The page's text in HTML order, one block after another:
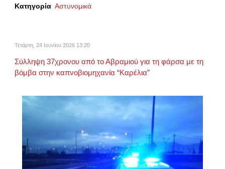
Κατηγορία Αστυνομικά
Τετάρτη, 24 Ιουνίου 2026 13:20
Σύλληψη 37χρονου από το Αβραμιού για τη φάρσα με τη
βόμβα στην καπνοβιομηχανία “Καρέλια”